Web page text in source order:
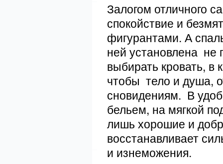
Залогом отличного
спокойствие и
фигурантами. А
ней установлена не
выбирать кровать,
чтобы тело и душа,
сновидениям. В
бельем, на мягкой
лишь хорошие и
восстанавливает
и изнеможения.